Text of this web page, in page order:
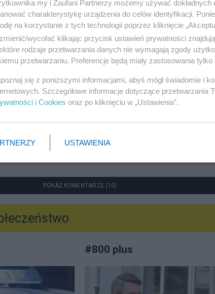
loty do
Społeczeństwo
Morawiecki proponuje 3600 plus
Środki dla rodzin byłyby ogromne
Redakcja
POKAŻ KOMENTARZE (10)
#800 plus
my i Zaufani Partnerzy możemy używać
charakterystykę urządzenia do celów identyfikacji.
na korzystanie z tych technologii poprzez kliknięcie
wycofać klikając przycisk ustawień prywatności
rodzaje przetwarzania danych nie wymagają zgody
przetwarzaniu. Preferencje będą miały zastosowania tylko
się z poniższymi informacjami, abyś mógł świadomie i
Szczegółowe informacje dotyczące przetwarzania
i Cookies oraz po kliknięciu w „Ustawienia”.
USTAWIENIA